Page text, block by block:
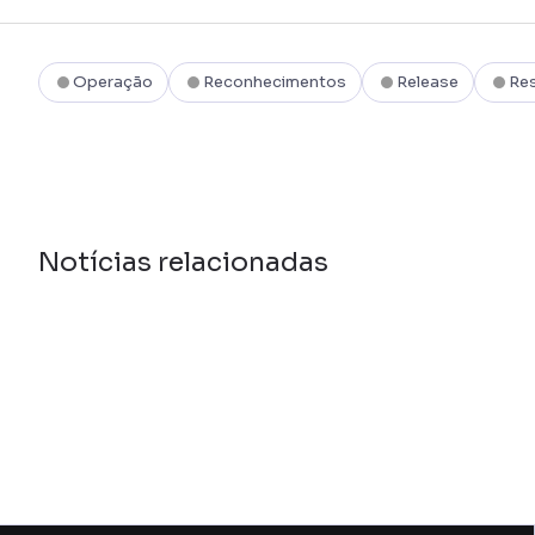
Operação Reconhecimentos Release
Notícias relacionadas